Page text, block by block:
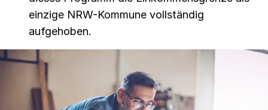
einzige NRW-Kommune vollständig
aufgehoben.